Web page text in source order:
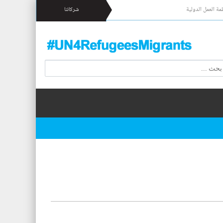
العمل الدولية شركائنا